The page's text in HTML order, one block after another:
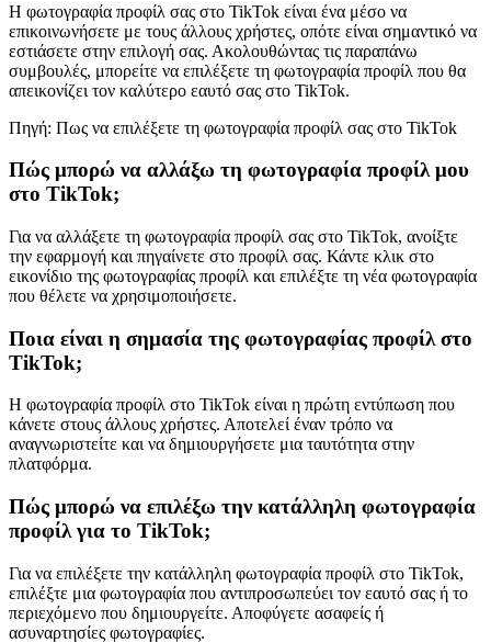
Η φωτογραφία προφίλ σας στο TikTok είναι ένα μέσο να
επικοινωνήσετε με τους άλλους χρήστες, οπότε είναι σημαντικό να
εστιάσετε στην επιλογή σας. Ακολουθώντας τις παραπάνω
συμβουλές, μπορείτε να επιλέξετε τη φωτογραφία προφίλ που θα
απεικονίζει τον καλύτερο εαυτό σας στο TikTok.
Πηγή: Πως να επιλέξετε τη φωτογραφία προφίλ σας στο TikTok
Πώς μπορώ να αλλάξω τη φωτογραφία προφίλ μου
στο TikTok;
Για να αλλάξετε τη φωτογραφία προφίλ σας στο TikTok, ανοίξτε
την εφαρμογή και πηγαίνετε στο προφίλ σας. Κάντε κλικ στο
εικονίδιο της φωτογραφίας προφίλ και επιλέξτε τη νέα φωτογραφία
που θέλετε να χρησιμοποιήσετε.
Ποια είναι η σημασία της φωτογραφίας προφίλ στο
TikTok;
Η φωτογραφία προφίλ στο TikTok είναι η πρώτη εντύπωση που
κάνετε στους άλλους χρήστες. Αποτελεί έναν τρόπο να
αναγνωριστείτε και να δημιουργήσετε μια ταυτότητα στην
πλατφόρμα.
Πώς μπορώ να επιλέξω την κατάλληλη φωτογραφία
προφίλ για το TikTok;
Για να επιλέξετε την κατάλληλη φωτογραφία προφίλ στο TikTok,
επιλέξτε μια φωτογραφία που αντιπροσωπεύει τον εαυτό σας ή το
περιεχόμενο που δημιουργείτε. Αποφύγετε ασαφείς ή
ασυναρτησίες φωτογραφίες.